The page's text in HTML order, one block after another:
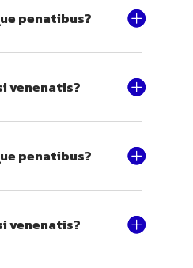
penatibus?
venenatis?
penatibus?
venenatis?